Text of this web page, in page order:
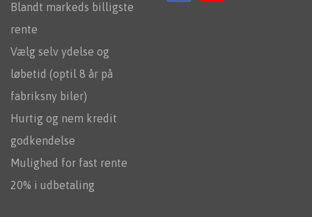
Blandt markeds billigste
rente
Vælg selv ydelse og
løbetid (optil 8 år på
fabriksny biler)
Hurtig og nem kredit
godkendelse
Mulighed for fast rente
20% i udbetaling